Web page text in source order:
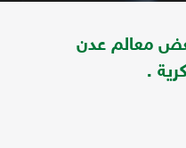
معالم عدن
.